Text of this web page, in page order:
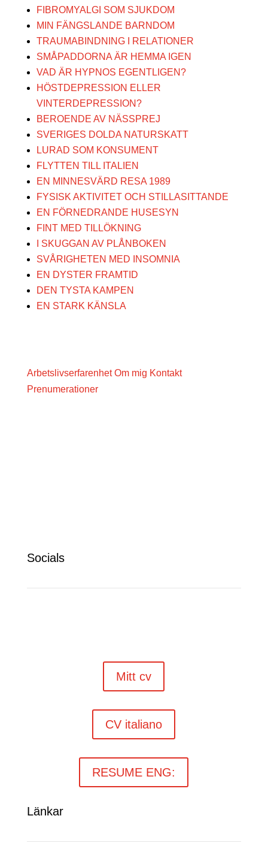
FIBROMYALGI SOM SJUKDOM
MIN FÄNGSLANDE BARNDOM
TRAUMABINDNING I RELATIONER
SMÅPADDORNA ÄR HEMMA IGEN
VAD ÄR HYPNOS EGENTLIGEN?
HÖSTDEPRESSION ELLER
VINTERDEPRESSION?
BEROENDE AV NÄSSPREJ
SVERIGES DOLDA NATURSKATT
LURAD SOM KONSUMENT
FLYTTEN TILL ITALIEN
EN MINNESVÄRD RESA 1989
FYSISK AKTIVITET OCH STILLASITTANDE
EN FÖRNEDRANDE HUSESYN
FINT MED TILLÖKNING
I SKUGGAN AV PLÅNBOKEN
SVÅRIGHETEN MED INSOMNIA
EN DYSTER FRAMTID
DEN TYSTA KAMPEN
EN STARK KÄNSLA
ArbetslivserfarenhetOm mig Kontakt
Prenumerationer
Socials
Mitt cv
CV italiano
RESUME ENG:
Länkar